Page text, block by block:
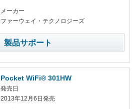
メーカー
ファーウェイ・テクノロジーズ
製品サポート
Pocket WiFi® 301HW
発売日
2013年12月6日発売